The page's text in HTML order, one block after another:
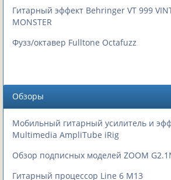
Гитарный эффект Behringer VT 999
MONSTER
Фузз/октавер Fulltone Octafuzz
Обзоры
Мобильный гитарный усилитель и
Multimedia AmpliTube iRig
Обзор подписных моделей ZOOM
Гитарный процессор Line 6 M13